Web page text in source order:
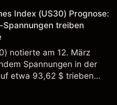
zukünftige Ergebnisse.
Index (US30) Prognose:
Spannungen treiben
notierte am 12. März
Spannungen in der
etwa 93,62 $ trieben
auf 4,4% stieg. Die